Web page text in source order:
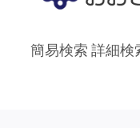
簡易検索 詳細検